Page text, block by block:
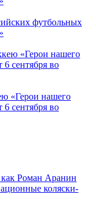
футбольных
«Герои нашего
сентября во